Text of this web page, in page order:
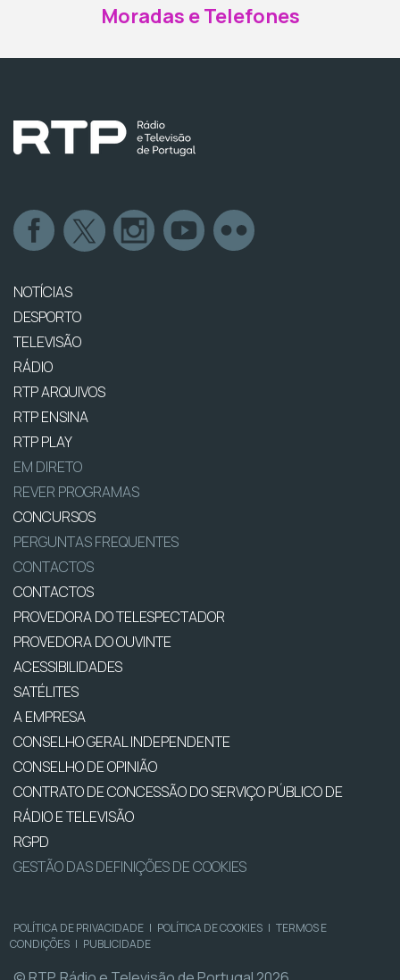
Moradas e Telefones
NOTÍCIAS
DESPORTO
TELEVISÃO
RÁDIO
RTP ARQUIVOS
RTP ENSINA
RTP PLAY
EM DIRETO
REVER PROGRAMAS
CONCURSOS
PERGUNTAS FREQUENTES
CONTACTOS
CONTACTOS
PROVEDORA DO TELESPECTADOR
PROVEDORA DO OUVINTE
ACESSIBILIDADES
SATÉLITES
A EMPRESA
CONSELHO GERAL INDEPENDENTE
CONSELHO DE OPINIÃO
CONTRATO DE CONCESSÃO DO SERVIÇO PÚBLICO DE
RÁDIO E TELEVISÃO
RGPD
GESTÃO DAS DEFINIÇÕES DE COOKIES
POLÍTICA DE PRIVACIDADE | POLÍTICA DE COOKIES | TERMOS E
CONDIÇÕES | PUBLICIDADE